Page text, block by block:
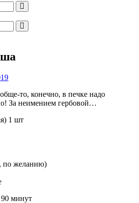
то, конечно, в печке надо
За неимением гербовой…
1 шт
по желанию)
минут